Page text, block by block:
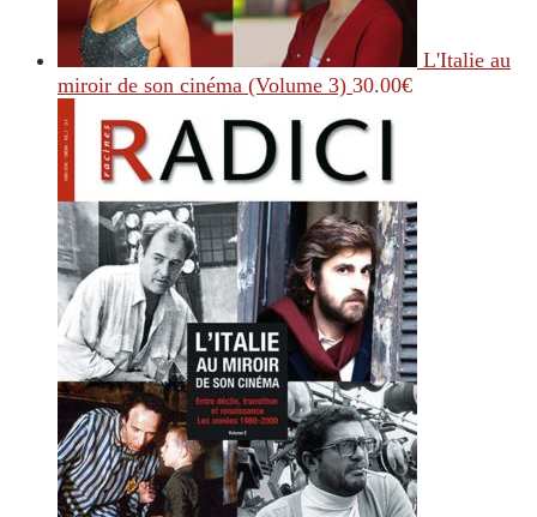
L'Italie au
miroir de son cinéma (Volume 3) 30.00€